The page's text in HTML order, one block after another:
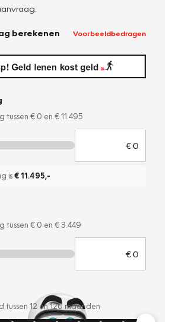
berekenen Voorbeeldbedragen
tussen € 0 en € 11.495
is€ 11.495,-
tussen € 0 en € 3.449
tussen 12 en120 maanden